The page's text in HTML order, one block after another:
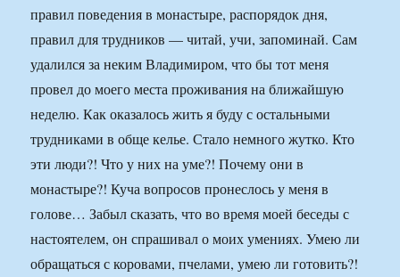
правил поведения в монастыре, распорядок дня,
правил для трудников — читай, учи, запоминай. Сам
удалился за неким Владимиром, что бы тот меня
провел до моего места проживания на ближайшую
неделю. Как оказалось жить я буду с остальными
трудниками в обще келье. Стало немного жутко. Кто
эти люди?! Что у них на уме?! Почему они в
монастыре?! Куча вопросов пронеслось у меня в
голове… Забыл сказать, что во время моей беседы с
настоятелем, он спрашивал о моих умениях. Умею ли
обращаться с коровами, пчелами, умею ли готовить?!